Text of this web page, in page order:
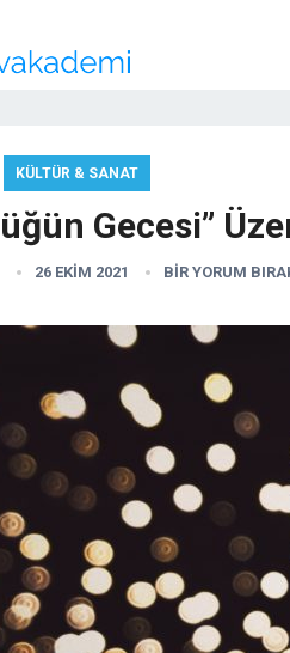
KÜLTÜR & SANAT
Gecesi”
26 EKIM 2021 BIR YORUM